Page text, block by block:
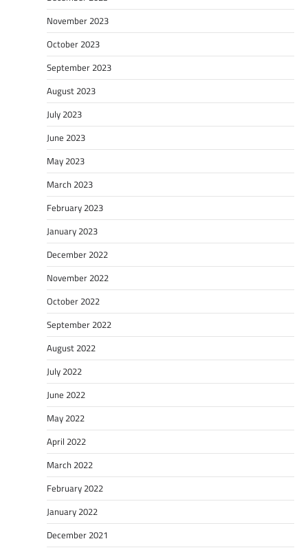
November 2023
October 2023
September 2023
August 2023
July 2023
June 2023
May 2023
March 2023
February 2023
January 2023
December 2022
November 2022
October 2022
September 2022
August 2022
July 2022
June 2022
May 2022
April 2022
March 2022
February 2022
January 2022
December 2021